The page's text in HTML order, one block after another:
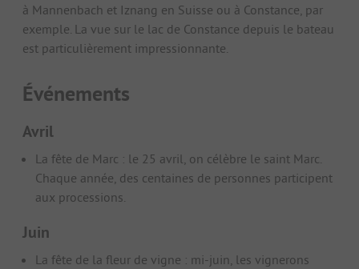
à Mannenbach et Iznang en Suisse ou à Constance, par
exemple. La vue sur le lac de Constance depuis le bateau
est particulièrement impressionnante.
Événements
Avril
La fête de Marc : le 25 avril, on célèbre le saint Marc.
Chaque année, des centaines de personnes participent
aux processions.
Juin
La fête de la fleur de vigne : mi-juin, les vignerons